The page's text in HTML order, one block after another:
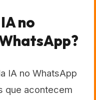
no
IA no WhatsApp
que acontecem